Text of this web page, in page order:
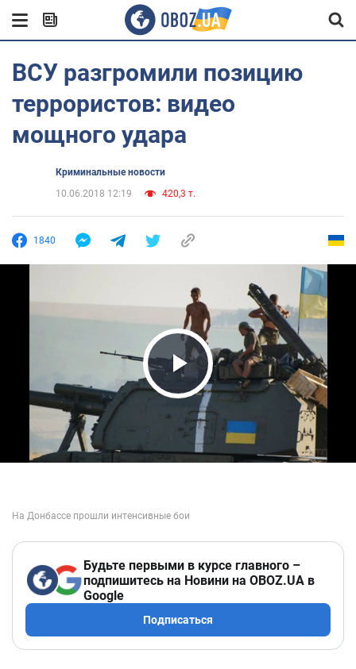
ВСУ разгромили позицию
террористов: видео
мощного удара
Криминальные новости
10.06.2018 12:19
420,3 т.
1840
Play Video
Будьте первыми в курсе главного –
подпишитесь на Новини на OBOZ.UA в
Google
Подписаться